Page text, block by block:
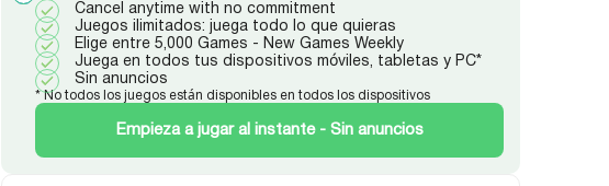
Cancel anytime with no commitment
Juegos ilimitados: juega todo lo que quieras
Elige entre 5,000 Games - New Games Weekly
Juega en todos tus dispositivos móviles, tabletas y PC*
Sin anuncios
* No todos los juegos están disponibles en todos los dispositivos
Empieza a jugar al instante - Sin anuncios